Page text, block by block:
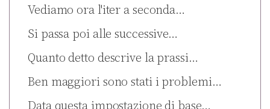
Vediamo ora l'iter a seconda…
Si passa poi alle successive…
Quanto detto descrive la prassi…
Ben maggiori sono stati i problemi…
Data questa impostazione di base…